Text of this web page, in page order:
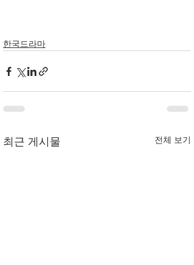
한국드라마
최근 게시물 전체 보기